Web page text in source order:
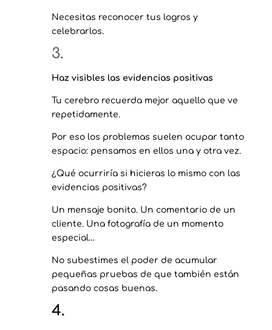
Necesitas reconocer tus logros y
celebrarlos.
3.
Haz visibles las evidencias positivas
Tu cerebro recuerda mejor aquello que ve
repetidamente.
Por eso los problemas suelen ocupar tanto
espacio: pensamos en ellos una y otra vez.
¿Qué ocurriría si hicieras lo mismo con las
evidencias positivas?
Un mensaje bonito. Un comentario de un
cliente. Una fotografía de un momento
especial…
No subestimes el poder de acumular
pequeñas pruebas de que también están
pasando cosas buenas.
4.